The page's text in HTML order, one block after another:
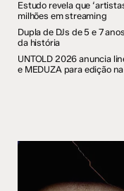
Estudo revela que
milhões em streaming
Dupla de DJs de 5 e 7
da história
UNTOLD 2026 anuncia
e MEDUZA para edição